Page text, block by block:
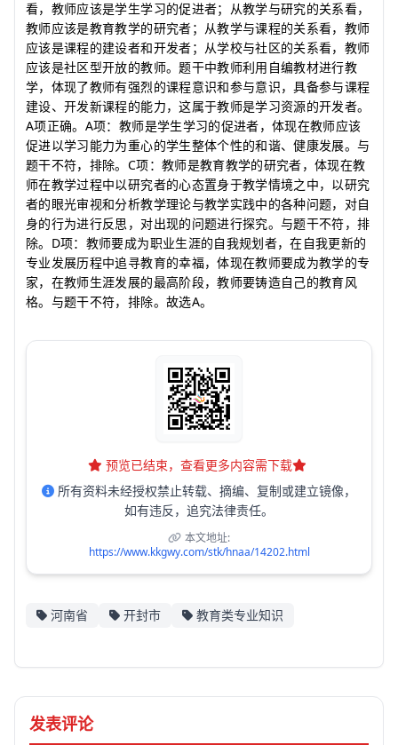
看，教师应该是学生学习的促进者；从教学与研究的关系看，
教师应该是教育教学的研究者；从教学与课程的关系看，教师
应该是课程的建设者和开发者；从学校与社区的关系看，教师
应该是社区型开放的教师。题干中教师利用自编教材进行教
学，体现了教师有强烈的课程意识和参与意识，具备参与课程
建设、开发新课程的能力，这属于教师是学习资源的开发者。
A项正确。 A项：教师是学生学习的促进者，体现在教师应该
促进以学习能力为重心的学生整体个性的和谐、健康发展。与
题干不符，排除。 C项：教师是教育教学的研究者，体现在教
师在教学过程中以研究者的心态置身于教学情境之中，以研究
者的眼光审视和分析教学理论与教学实践中的各种问题，对自
身的行为进行反思，对出现的问题进行探究。与题干不符，排
除。 D项：教师要成为职业生涯的自我规划者，在自我更新的
专业发展历程中追寻教育的幸福，体现在教师要成为教学的专
家，在教师生涯发展的最高阶段，教师要铸造自己的教育风
格。与题干不符，排除。故选A。
预览已结束，查看更多内容需下载
所有资料未经授权禁止转载、摘编、复制或建立镜像，
如有违反，追究法律责任。
本文地址:
https://www.kkgwy.com/stk/hnaa/14202.html
河南省 开封市 教育类专业知识
发表评论